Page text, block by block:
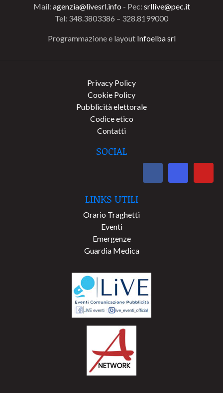
Mail: agenzia@livesrl.info - Pec: srllive@pec.it
Tel: 348.3803386 – 328.8199000
Programmazione e layout Infoelba srl
Privacy Policy
Cookie Policy
Pubblicità elettorale
Codice etico
Contatti
SOCIAL
LINKS UTILI
Orario Traghetti
Eventi
Emergenze
Guardia Medica